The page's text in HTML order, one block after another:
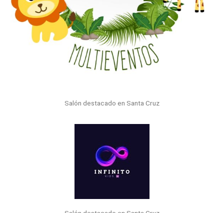
Salón destacado en Santa Cruz